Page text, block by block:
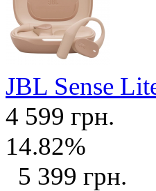
JBL Sense
4 599 грн.
14.82%
5 399 грн.